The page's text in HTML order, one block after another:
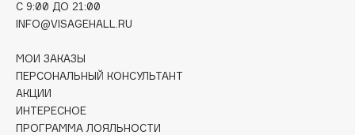
Deonica
Dior
Divage
Dolce & Gabbana
Dolomit
C 9:00 ДО 21:00
INFO@VISAGEHALL.RU
МОИ ЗАКАЗЫ
ПЕРСОНАЛЬНЫЙ КОНСУЛЬТАНТ
АКЦИИ
ИНТЕРЕСНОЕ
ПРОГРАММА ЛОЯЛЬНОСТИ